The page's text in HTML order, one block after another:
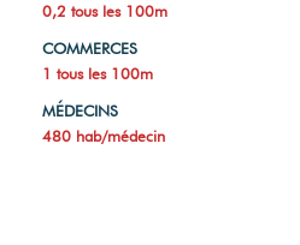
0,2 tous les 100m
COMMERCES
1 tous les 100m
MÉDECINS
480 hab/médecin